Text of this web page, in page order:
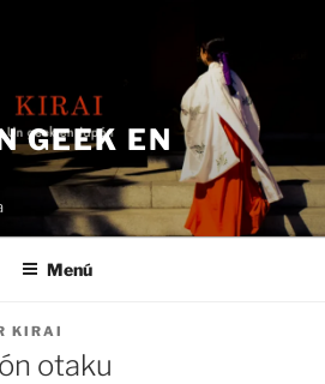
GEEK EN
Menú
KIRAI
otaku